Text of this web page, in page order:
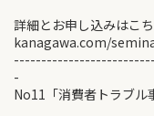
詳細とお申し込みは
kanagawa.com/
-
No11「消費者トラブル